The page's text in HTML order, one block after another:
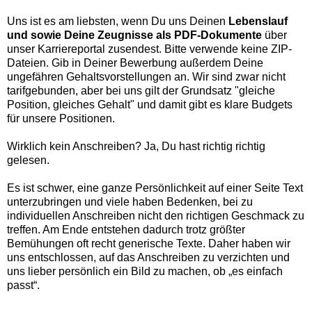
Uns ist es am liebsten, wenn Du uns Deinen Lebenslauf
und sowie Deine Zeugnisse als PDF-Dokumente über
unser Karriereportal zusendest. Bitte verwende keine ZIP-
Dateien. Gib in Deiner Bewerbung außerdem Deine
ungefähren Gehaltsvorstellungen an. Wir sind zwar nicht
tarifgebunden, aber bei uns gilt der Grundsatz "gleiche
Position, gleiches Gehalt" und damit gibt es klare Budgets
für unsere Positionen.
Wirklich kein Anschreiben? Ja, Du hast richtig richtig
gelesen.
Es ist schwer, eine ganze Persönlichkeit auf einer Seite Text
unterzubringen und viele haben Bedenken, bei zu
individuellen Anschreiben nicht den richtigen Geschmack zu
treffen. Am Ende entstehen dadurch trotz größter
Bemühungen oft recht generische Texte. Daher haben wir
uns entschlossen, auf das Anschreiben zu verzichten und
uns lieber persönlich ein Bild zu machen, ob „es einfach
passt“.